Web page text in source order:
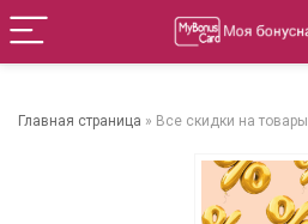
Главная страница » Все скидки на